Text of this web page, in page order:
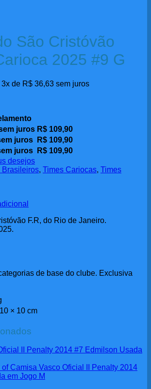
São Cristóvão
2025 #9 G
3x de R$ 36,63 sem juros
juros R$ 109,90
juros R$ 109,90
juros R$ 109,90
desejos
Brasileiros, Times Cariocas, Times
F.R, do Rio de Janeiro.
de base do clube. Exclusiva
× 10 cm